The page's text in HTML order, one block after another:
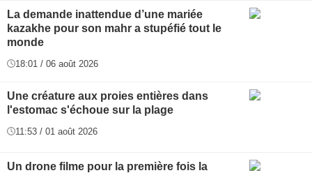
La demande inattendue d’une mariée
kazakhe pour son mahr a stupéfié tout le
monde
18:01 / 06 août 2026
Une créature aux proies entières dans
l'estomac s'échoue sur la plage
11:53 / 01 août 2026
Un drone filme pour la première fois la